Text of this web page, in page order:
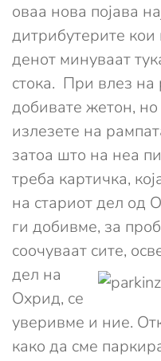
оваа нова појава
дитрибутерите
денот минуваат
стока. При влез на
добивате жетон,
излезете на
затоа што на неа
треба картичка,
на стариот дел од
ги добивме, за
соочуваат сите,
дел на
Охрид, се
уверивме и ние.
како да сме